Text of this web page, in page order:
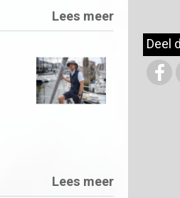
Lees meer
Lees meer
Deel